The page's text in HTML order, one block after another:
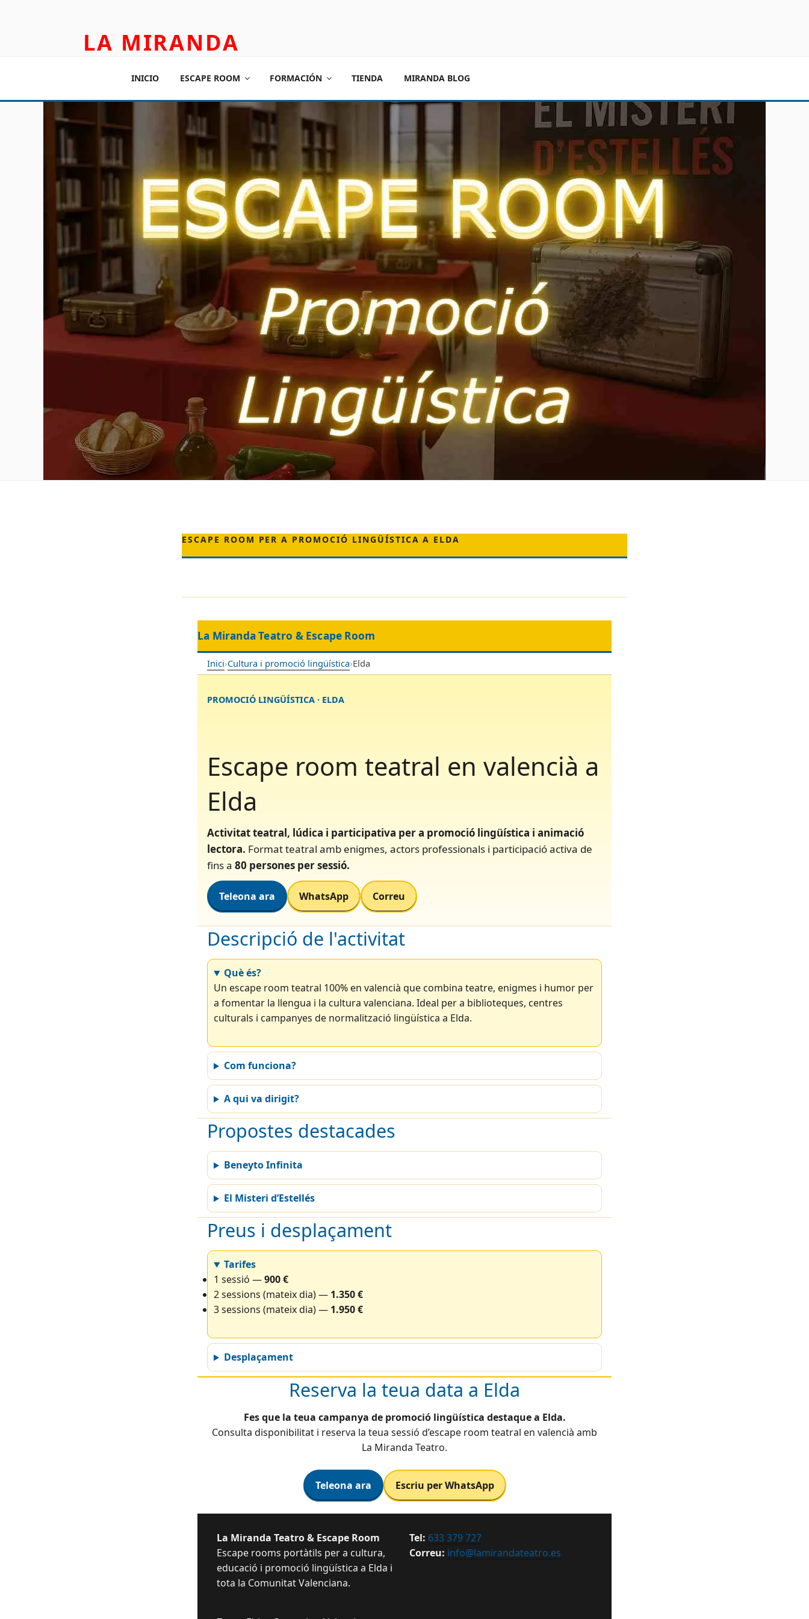
LA MIRANDA
INICIO ESCAPE ROOM FORMACIÓN TIENDA MIRANDA BLOG
ESCAPE ROOM PER A PROMOCIÓ LINGÜÍSTICA A ELDA
La Miranda Teatro & Escape Room
Inici›Cultura i promoció lingüística›Elda
PROMOCIÓ LINGÜÍSTICA · ELDA
Escape room teatral en valencià a
Elda
Activitat teatral, lúdica i participativa per a promoció lingüística i animació
lectora. Format teatral amb enigmes, actors professionals i participació activa de
fins a 80 persones per sessió.
Teleona ara WhatsApp Correu
Descripció de l'activitat
Què és?
Un escape room teatral 100% en valencià que combina teatre, enigmes i humor per
a fomentar la llengua i la cultura valenciana. Ideal per a biblioteques, centres
culturals i campanyes de normalització lingüística a Elda.
Com funciona?
A qui va dirigit?
Propostes destacades
Beneyto Infinita
El Misteri d’Estellés
Preus i desplaçament
Tarifes
1 sessió —900 €
2 sessions (mateix dia) — 1.350 €
3 sessions (mateix dia) — 1.950 €
Desplaçament
Reserva la teua data a Elda
Fes que la teua campanya de promoció lingüística destaque a Elda.
Consulta disponibilitat i reserva la teua sessió d’escape room teatral en valencià amb
La Miranda Teatro.
Teleona ara Escriu per WhatsApp
La Miranda Teatro & Escape Room
Escape rooms portàtils per a cultura,
educació i promoció lingüística a Elda i
tota la Comunitat Valenciana.
Tel: 633 379 727
Correu: info@lamirandateatro.es